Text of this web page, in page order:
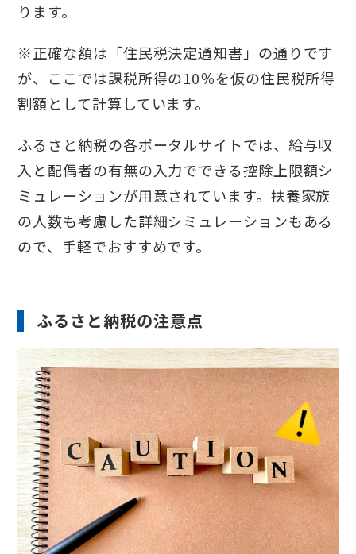
ります。
※正確な額は「住民税決定通知書」の通りです
が、ここでは課税所得の10％を仮の住民税所得
割額として計算しています。
ふるさと納税の各ポータルサイトでは、給与収
入と配偶者の有無の入力でできる控除上限額シ
ミュレーションが用意されています。扶養家族
の人数も考慮した詳細シミュレーションもある
ので、手軽でおすすめです。
ふるさと納税の注意点